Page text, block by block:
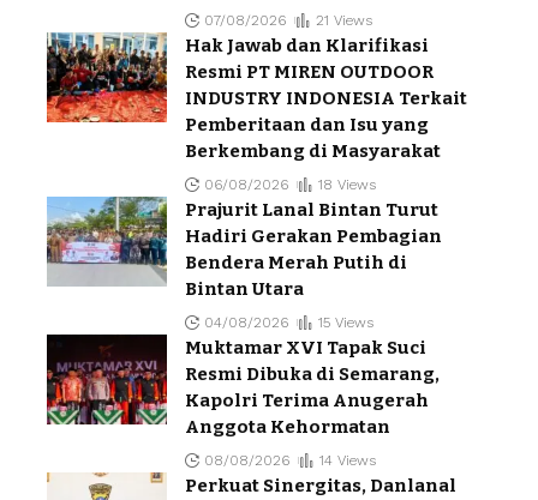
07/08/2026 21 Views
Hak Jawab dan Klarifikasi
Resmi PT MIREN OUTDOOR
INDUSTRY INDONESIA Terkait
Pemberitaan dan Isu yang
Berkembang di Masyarakat
06/08/2026 18 Views
Prajurit Lanal Bintan Turut
Hadiri Gerakan Pembagian
Bendera Merah Putih di
Bintan Utara
04/08/2026 15 Views
Muktamar XVI Tapak Suci
Resmi Dibuka di Semarang,
Kapolri Terima Anugerah
Anggota Kehormatan
08/08/2026 14 Views
Perkuat Sinergitas, Danlanal